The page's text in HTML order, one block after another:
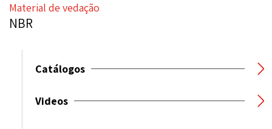
Material de vedação
NBR
Catálogos
Videos